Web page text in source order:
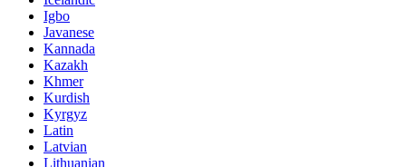
Igbo
Javanese
Kannada
Kazakh
Khmer
Kurdish
Kyrgyz
Latin
Latvian
Lithuanian